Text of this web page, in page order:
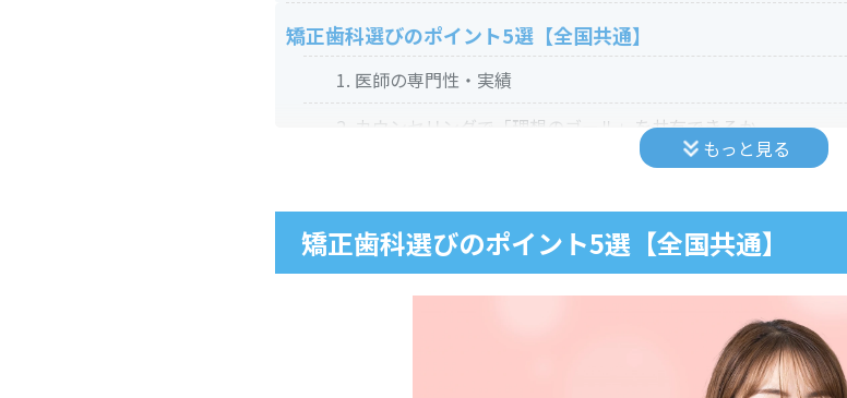
矯正歯科選びのポイント5選【全国共通】
1. 医師の専門性・実績
2. カウンセリングで「理想のゴール」を共有できるか
4. 設備と衛生管理
5. トラブル対応とアフターケア
都市部（駅前、主要ターミナル駅周辺など）で選ぶ場合
もっと見る
矯正歯科選びのポイント5選【全国共通】